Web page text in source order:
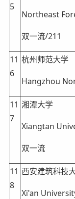
5
Northeast
双一流/211
11
6
杭州师范大学
Hangzhou
11
7
湘潭大学
Xiangtan
双一流
11
8
西安建筑科技
Xi'an